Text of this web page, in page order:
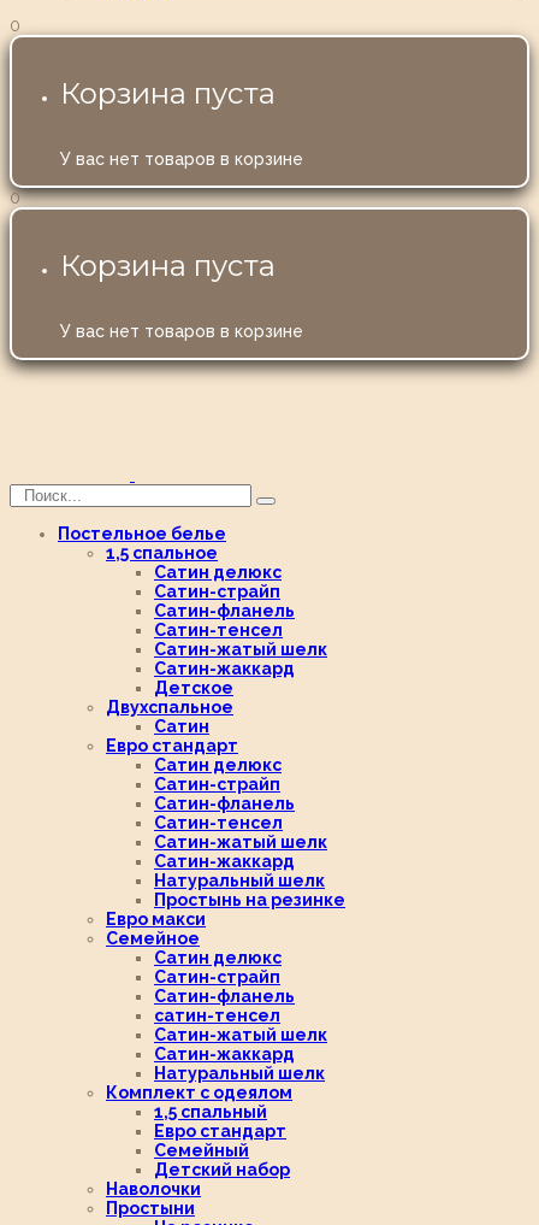
0
Корзина пуста
У вас нет товаров в корзине
0
Корзина пуста
У вас нет товаров в корзине
Постельное белье
1,5 спальное
Сатин делюкс
Сатин-страйп
Сатин-фланель
Сатин-тенсел
Сатин-жатый шелк
Сатин-жаккард
Детское
Двухспальное
Сатин
Евро стандарт
Сатин делюкс
Сатин-страйп
Сатин-фланель
Сатин-тенсел
Сатин-жатый шелк
Сатин-жаккард
Натуральный шелк
Простынь на резинке
Евро макси
Семейное
Сатин делюкс
Сатин-страйп
Сатин-фланель
сатин-тенсел
Сатин-жатый шелк
Сатин-жаккард
Натуральный шелк
Комплект с одеялом
1,5 спальный
Евро стандарт
Семейный
Детский набор
Наволочки
Простыни